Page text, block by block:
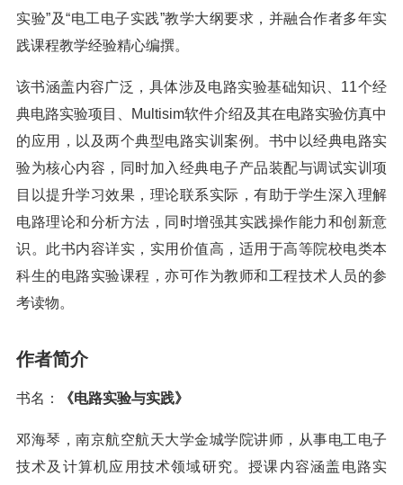
实验”及“电工电子实践”教学大纲要求，并融合作者多年实
践课程教学经验精心编撰。
该书涵盖内容广泛，具体涉及电路实验基础知识、11个经
典电路实验项目、Multisim软件介绍及其在电路实验仿真中
的应用，以及两个典型电路实训案例。书中以经典电路实
验为核心内容，同时加入经典电子产品装配与调试实训项
目以提升学习效果，理论联系实际，有助于学生深入理解
电路理论和分析方法，同时增强其实践操作能力和创新意
识。此书内容详实，实用价值高，适用于高等院校电类本
科生的电路实验课程，亦可作为教师和工程技术人员的参
考读物。
作者简介
书名： 《电路实验与实践》
邓海琴，南京航空航天大学金城学院讲师，从事电工电子
技术及计算机应用技术领域研究。授课内容涵盖电路实